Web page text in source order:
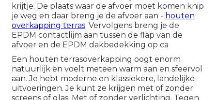
krijtje. De plaats waar de afvoer moet komen knip
je weg en daar breng je de afvoer aan - houten
overkapping terras. Vervolgens breng je de
EPDM contactlijm aan tussen de flap van de
afvoer en de EPDM dakbedekking op ca
Een houten terrasoverkapping oogt enorm
natuurlijk en voelt meteen warm aan en sfeervol
aan. Je hebt moderne en klassiekere, landelijke
uitvoeringen. Je kunt ze krijgen met of zonder
screens of glas. Met of zonder verlichting. Tegen